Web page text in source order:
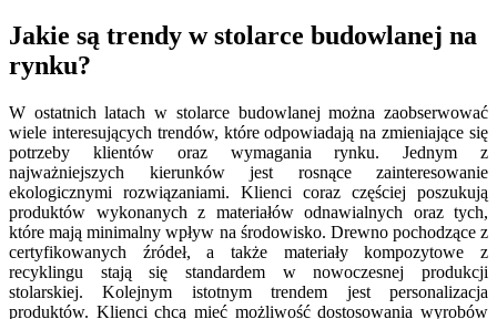
Jakie są trendy w stolarce budowlanej na
rynku?
W ostatnich latach w stolarce budowlanej można zaobserwować
wiele interesujących trendów, które odpowiadają na zmieniające się
potrzeby klientów oraz wymagania rynku. Jednym z
najważniejszych kierunków jest rosnące zainteresowanie
ekologicznymi rozwiązaniami. Klienci coraz częściej poszukują
produktów wykonanych z materiałów odnawialnych oraz tych,
które mają minimalny wpływ na środowisko. Drewno pochodzące z
certyfikowanych źródeł, a także materiały kompozytowe z
recyklingu stają się standardem w nowoczesnej produkcji
stolarskiej. Kolejnym istotnym trendem jest personalizacja
produktów. Klienci chcą mieć możliwość dostosowania wyrobów